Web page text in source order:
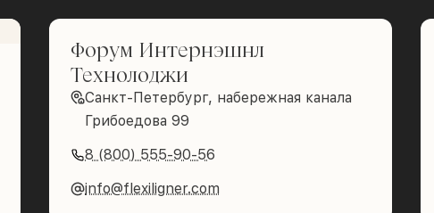
Форум Интернэшнл
Технолоджи
Санкт-Петербург, набережная канала
Грибоедова 99
8 (800) 555-90-56
info@flexiligner.com